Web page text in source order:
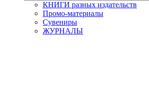
КНИГИ разных издательств
Промо-материалы
Сувениры
ЖУРНАЛЫ